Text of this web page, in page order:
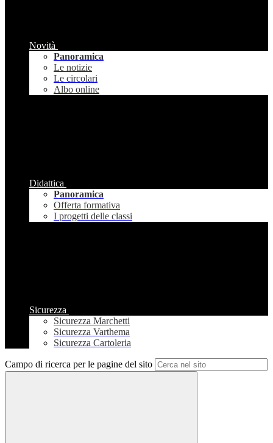
Novità
Panoramica
Le notizie
Le circolari
Albo online
Didattica
Panoramica
Offerta formativa
I progetti delle classi
Sicurezza
Sicurezza Marchetti
Sicurezza Varthema
Sicurezza Cartoleria
Campo di ricerca per le pagine del sito